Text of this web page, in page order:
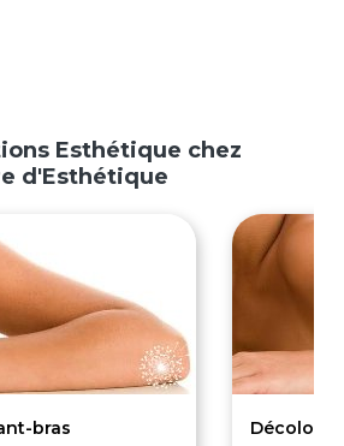
Esthétique chez
d'Esthétique
bras